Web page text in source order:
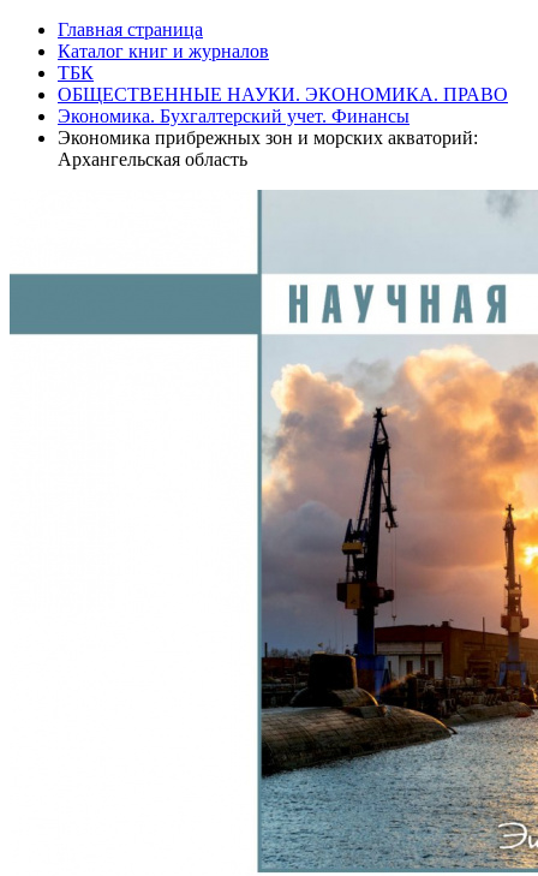
Главная страница
Каталог книг и журналов
ТБК
ОБЩЕСТВЕННЫЕ НАУКИ. ЭКОНОМИКА. ПРАВО
Экономика. Бухгалтерский учет. Финансы
Экономика прибрежных зон и морских акваторий:
Архангельская область